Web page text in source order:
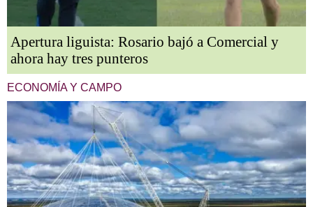
Apertura liguista: Rosario bajó a Comercial y
ahora hay tres punteros
ECONOMÍA Y CAMPO